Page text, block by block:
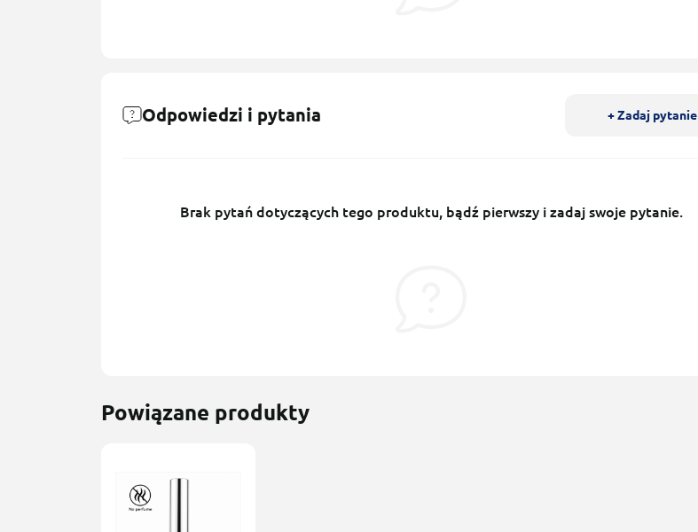
Odpowiedzi i pytania + Zadaj pytanie
Brak pytań dotyczących tego produktu, bądź pierwszy i zadaj swoje pytanie.
Powiązane produkty